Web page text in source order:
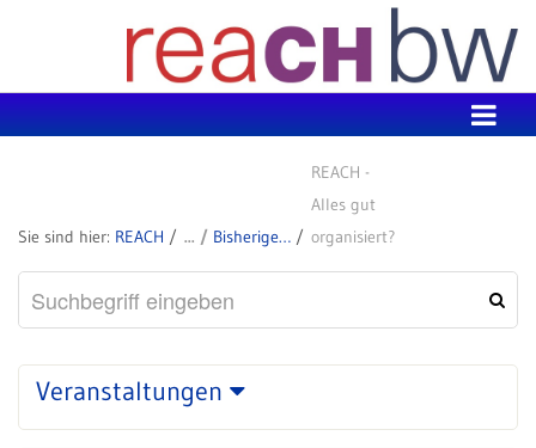
REACH Bisherige Veranstaltungen
REACH -
Alles gut
organisiert?
Veranstaltungen